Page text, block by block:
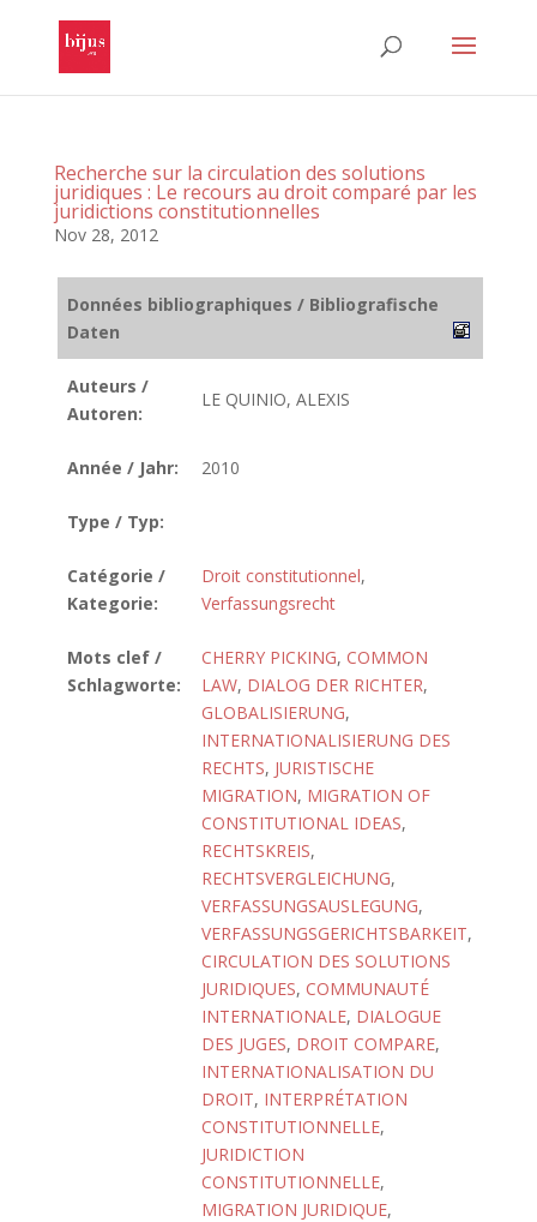
Recherche sur la circulation des solutions
juridiques : Le recours au droit comparé par les
juridictions constitutionnelles
Nov 28, 2012
Données bibliographiques / Bibliografische
Daten
Auteurs /
Autoren:
LE QUINIO, ALEXIS
Année / Jahr: 2010
Type / Typ:
Catégorie /
Kategorie:
Droit constitutionnel,
Verfassungsrecht
Mots clef /
Schlagworte:
CHERRY PICKING, COMMON
LAW, DIALOG DER RICHTER,
GLOBALISIERUNG,
INTERNATIONALISIERUNG DES
RECHTS, JURISTISCHE
MIGRATION, MIGRATION OF
CONSTITUTIONAL IDEAS,
RECHTSKREIS,
RECHTSVERGLEICHUNG,
VERFASSUNGSAUSLEGUNG,
VERFASSUNGSGERICHTSBARKEIT,
CIRCULATION DES SOLUTIONS
JURIDIQUES, COMMUNAUTÉ
INTERNATIONALE, DIALOGUE
DES JUGES, DROIT COMPARE,
INTERNATIONALISATION DU
DROIT, INTERPRÉTATION
CONSTITUTIONNELLE,
JURIDICTION
CONSTITUTIONNELLE,
MIGRATION JURIDIQUE,